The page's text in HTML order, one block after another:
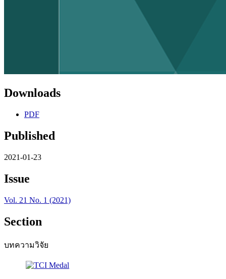
Downloads
PDF
Published
2021-01-23
Issue
Vol. 21 No. 1 (2021)
Section
บทความวิจัย